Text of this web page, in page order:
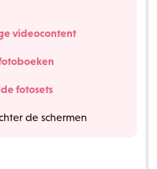
videocontent
fotosets
de schermen